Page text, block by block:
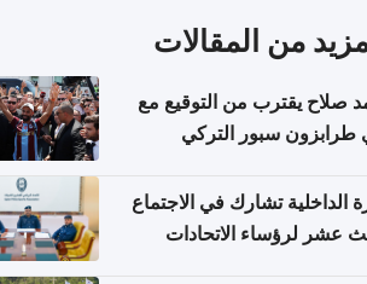
من المقالات
صلاح يقترب من التوقيع مع
طرابزون سبور التركي
الداخلية تشارك في الاجتماع
عشر لرؤساء الاتحادات